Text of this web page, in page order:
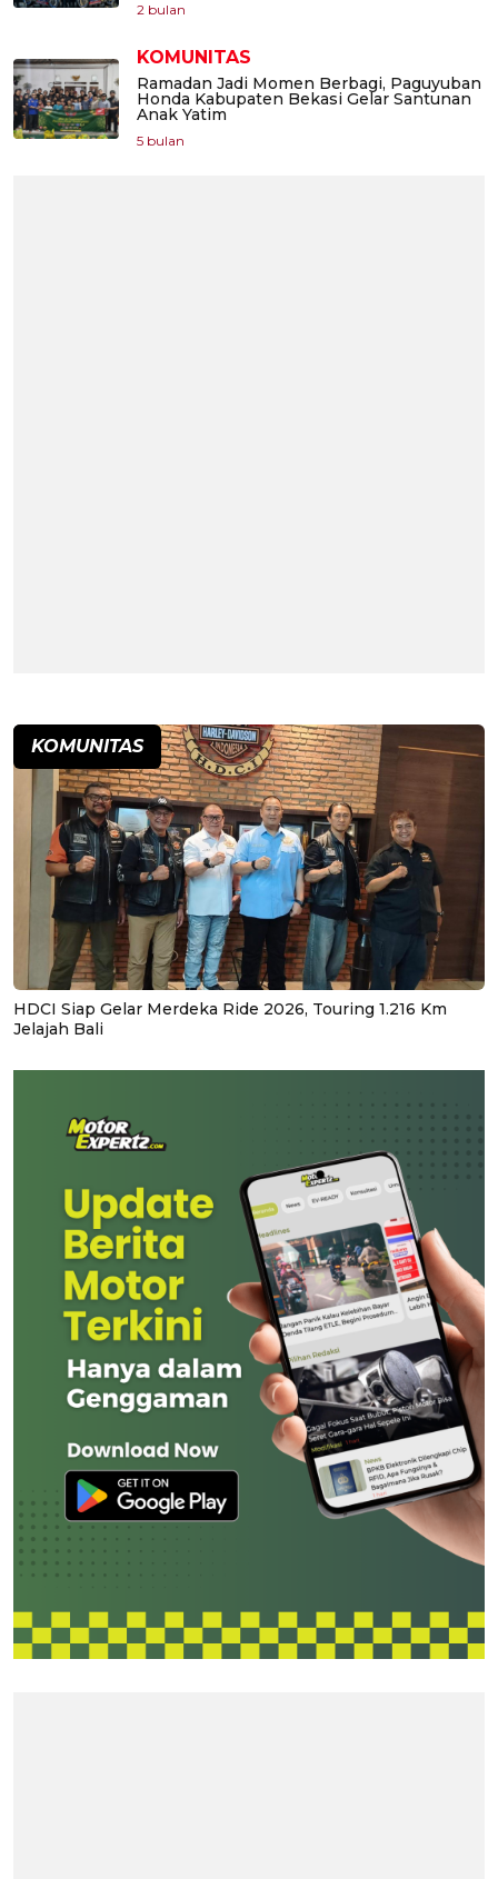
2 bulan
KOMUNITAS
Ramadan Jadi Momen Berbagi, Paguyuban
Honda Kabupaten Bekasi Gelar Santunan
Anak Yatim
5 bulan
KOMUNITAS
HDCI Siap Gelar Merdeka Ride 2026, Touring 1.216 Km
Jelajah Bali